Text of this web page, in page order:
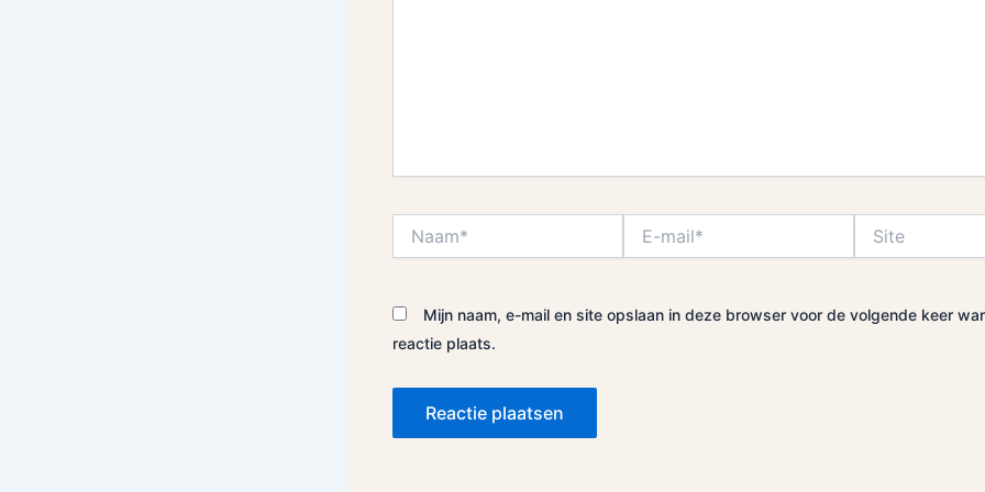
mail*
Mijn naam, e-mail en site opslaan in deze browser voor de volgende keer
reactie plaats.